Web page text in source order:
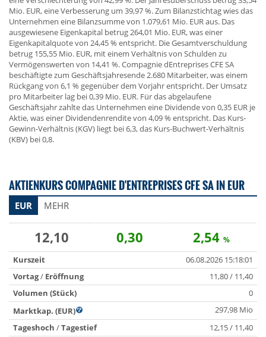
Mio. EUR, eine Verbesserung um 39,97 %. Zum Bilanzstichtag wies das
Unternehmen eine Bilanzsumme von 1.079,61 Mio. EUR aus. Das
ausgewiesene Eigenkapital betrug 264,01 Mio. EUR, was einer
Eigenkapitalquote von 24,45 % entspricht. Die Gesamtverschuldung
betrug 155,55 Mio. EUR, mit einem Verhältnis von Schulden zu
Vermögenswerten von 14,41 %. Compagnie dEntreprises CFE SA
beschäftigte zum Geschäftsjahresende 2.680 Mitarbeiter, was einem
Rückgang von 6,1 % gegenüber dem Vorjahr entspricht. Der Umsatz
pro Mitarbeiter lag bei 0,39 Mio. EUR. Für das abgelaufene
Geschäftsjahr zahlte das Unternehmen eine Dividende von 0,35 EUR je
Aktie, was einer Dividendenrendite von 4,09 % entspricht. Das Kurs-
Gewinn-Verhältnis (KGV) liegt bei 6,3, das Kurs-Buchwert-Verhältnis
(KBV) bei 0,8.
AKTIENKURS COMPAGNIE D'ENTREPRISES CFE SA IN EUR
EUR MEHR
12,10 0,30 2,54 %
Kurszeit
06.08.2026 15:18:01
Vortag/ Eröffnung
11,80 / 11,40
Volumen (Stück)
0
Marktkap. (EUR)
297,98 Mio
Tageshoch /Tagestief
12,15 / 11,40